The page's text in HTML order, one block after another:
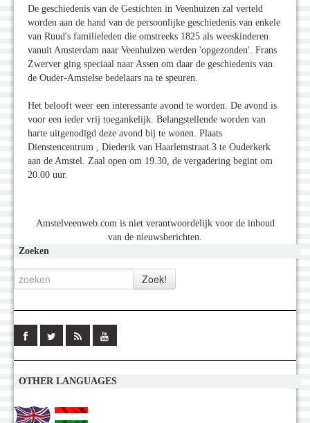
De geschiedenis van de Gestichten in Veenhuizen zal verteld
worden aan de hand van de persoonlijke geschiedenis van enkele
van Ruud's familieleden die omstreeks 1825 als weeskinderen
vanuit Amsterdam naar Veenhuizen werden 'opgezonden'. Frans
Zwerver ging speciaal naar Assen om daar de geschiedenis van
de Ouder-Amstelse bedelaars na te speuren.
Het belooft weer een interessante avond te worden. De avond is
voor een ieder vrij toegankelijk. Belangstellende worden van
harte uitgenodigd deze avond bij te wonen. Plaats
Dienstencentrum , Diederik van Haarlemstraat 3 te Ouderkerk
aan de Amstel. Zaal open om 19.30, de vergadering begint om
20.00 uur.
Amstelveenweb.com is niet verantwoordelijk voor de inhoud
van de nieuwsberichten.
Zoeken
OTHER LANGUAGES